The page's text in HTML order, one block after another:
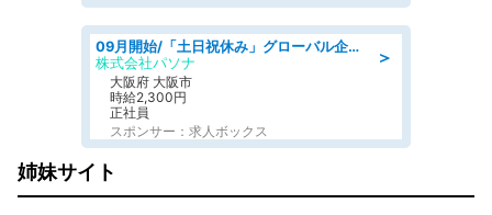
＞
09月開始/「土日祝休み」グローバル企業での産業保健のお仕事/保健師/高時給/残業なし/服装自由
株式会社パソナ
大阪府 大阪市
時給2,300円
正社員
スポンサー：求人ボックス
姉妹サイト